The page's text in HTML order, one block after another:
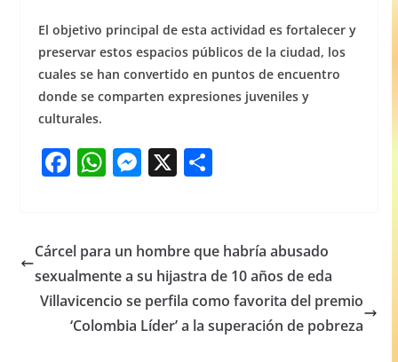
El objetivo principal de esta actividad es fortalecer y
preservar estos espacios públicos de la ciudad, los
cuales se han convertido en puntos de encuentro
donde se comparten expresiones juveniles y
culturales.
F
e
b
o
o
W
s
A
p
p
M
e
n
g
er
X S
e
Cárcel para un hombre que habría abusado
sexualmente a su hijastra de 10 años de eda
Villavicencio se perfila como favorita del premio
‘Colombia Líder’ a la superación de pobreza